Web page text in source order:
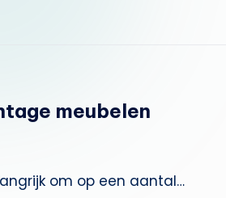
meubelen
om op een aantal…